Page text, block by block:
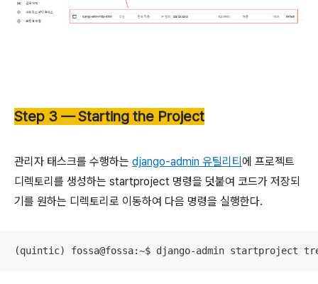
Step 3 — Starting the Project
관리자 태스크를 수행하는 django-admin 유틸리티에 프로젝트
디렉토리를 생성하는 startproject 명령을 덧붙여 코드가 저장되
기를 원하는 디렉토리로 이동하여 다음 명령을 실행한다.
(quintic) fossa@fossa:~$ django-admin startproject